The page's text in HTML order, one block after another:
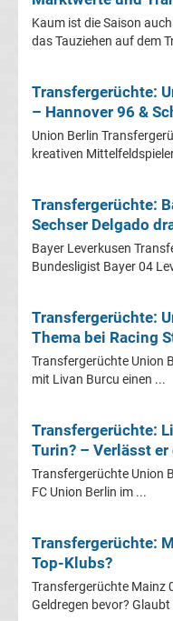
vom
Trainerentlassungen
Bundesliga
Porträts
Fußballklubs
Bundesliga
2.
3.
DFB-
Pokal
Kaum ist die Saison
das Tauziehen auf dem
Transfergerüchte:
– Hannover 96 &
Union Berlin
kreativen
Transfergerüchte:
Sechser Delgado
Bayer Leverkusen
Bundesligist Bayer 04
Transfergerüchte:
Thema bei Racing
Transfergerüchte Union
mit Livan Burcu einen ...
Transfergerüchte:
Turin? – Verlässt er
Transfergerüchte Union
FC Union Berlin im ...
Transfergerüchte:
Top-Klubs?
Transfergerüchte Mainz
Geldregen bevor?